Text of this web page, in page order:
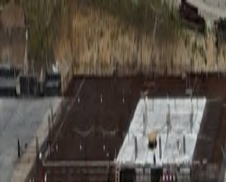
RADIO SOMEȘ
Categorii
EmisiuniPodcastIstoric melodii